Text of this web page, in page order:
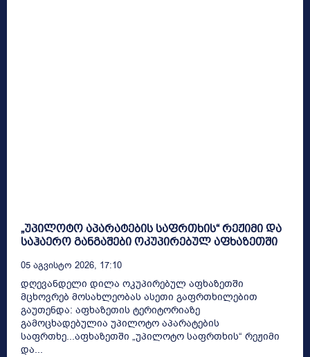
„უპილოტო აპარატების საფრთხის“ რეჟიმი და
საჰაერო განგაშები ოკუპირებულ აფხაზეთში
05 Აგვისტო 2026, 17:10
დღევანდელი დილა ოკუპირებულ აფხაზეთში
მცხოვრებ მოსახლეობას ასეთი გაფრთხილებით
გაუთენდა: აფხაზეთის ტერიტორიაზე
გამოცხადებულია უპილოტო აპარატების
საფრთხე...აფხაზეთში „უპილოტო საფრთხის“ რეჟიმი
და...